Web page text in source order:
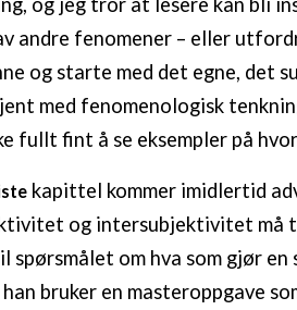
andre fenomener – eller
og starte med det egne, det
med fenomenologisk
fullt fint å se eksempler på
kapittel kommer imidlertid
og intersubjektivitet må
spørsmålet om hva som gjør
bruker en masteroppgave